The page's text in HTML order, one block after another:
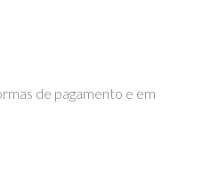
de pagamento e em